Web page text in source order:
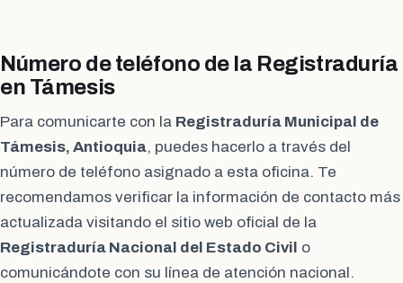
Número de teléfono de la Registraduría
en Támesis
Para comunicarte con la Registraduría Municipal de
Támesis, Antioquia, puedes hacerlo a través del
número de teléfono asignado a esta oficina. Te
recomendamos verificar la información de contacto más
actualizada visitando el sitio web oficial de la
Registraduría Nacional del Estado Civil o
comunicándote con su línea de atención nacional.